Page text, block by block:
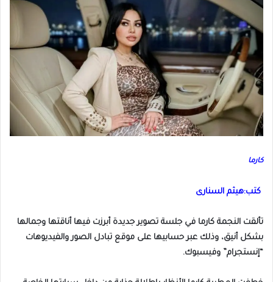
كارما
كتب:هيثم السنارى
تألقت النجمة كارما في جلسة تصوير جديدة أبرزت فيها أناقتها وجمالها
بشكل أنيق، وذلك عبر حسابيها على موقع تبادل الصور والفيديوهات
“إنستجرام” وفيسبوك.